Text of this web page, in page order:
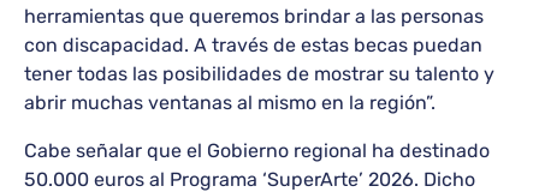
herramientas que queremos brindar a las personas
con discapacidad. A través de estas becas puedan
tener todas las posibilidades de mostrar su talento y
abrir muchas ventanas al mismo en la región”.
Cabe señalar que el Gobierno regional ha destinado
50.000 euros al Programa ‘SuperArte’ 2026. Dicho